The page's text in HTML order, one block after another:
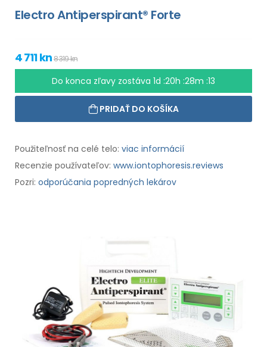
Electro Antiperspirant® Forte
4 711 kn8 319 kn
Do konca zľavy zostáva 1d :20h :28m :12
PRIDAŤ DO KOŠÍKA
Použiteľnosť na celé telo: viac informácií
Recenzie používateľov: www.iontophoresis.reviews
Pozri: odporúčania popredných lekárov